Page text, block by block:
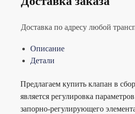
Доставка по адресу любой
Описание
Детали
Предлагаем купить клапан в
является регулировка
запорно-регулирующего